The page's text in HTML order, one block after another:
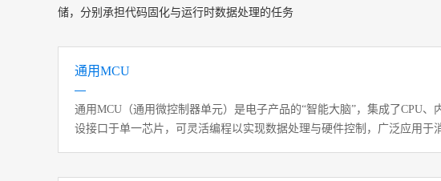
储，分别承担代码固化与运行时数据处理的任务
通用MCU
通用MCU‌（通用微控制器单元）是电子产品的“智能大脑”，集成了CPU、
设接口于单一芯片，可灵活编程以实现数据处理与硬件控制，广泛应用于